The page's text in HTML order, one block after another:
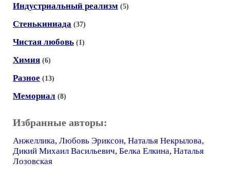
Индустриальный реализм (5)
Стенькиниада (37)
Чистая любовь (1)
Химия (6)
Разное (13)
Мемориал (8)
Избранные авторы:
Анжеллика, Любовь Эриксон, Наталья Некрылова,
Дикий Михаил Васильевич, Белка Елкина, Наталья
Лозовская